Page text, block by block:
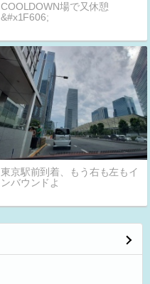
COOLDOWN場で又休憩
&#x1F606;
東京駅前到着、もう右も左もイ
ンバウンドよ